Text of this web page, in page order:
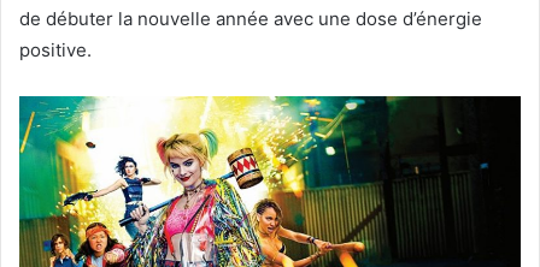
de débuter la nouvelle année avec une dose d’énergie
positive.